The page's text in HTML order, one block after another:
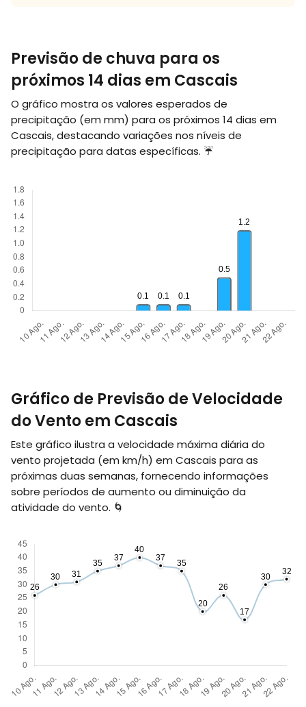
Previsão de chuva para os
próximos 14 dias em Cascais
O gráfico mostra os valores esperados de
precipitação (em mm) para os próximos 14 dias em
Cascais, destacando variações nos níveis de
precipitação para datas específicas. ☔
Gráfico de Previsão de Velocidade
do Vento em Cascais
Este gráfico ilustra a velocidade máxima diária do
vento projetada (em km/h) em Cascais para as
próximas duas semanas, fornecendo informações
sobre períodos de aumento ou diminuição da
atividade do vento. 🌀